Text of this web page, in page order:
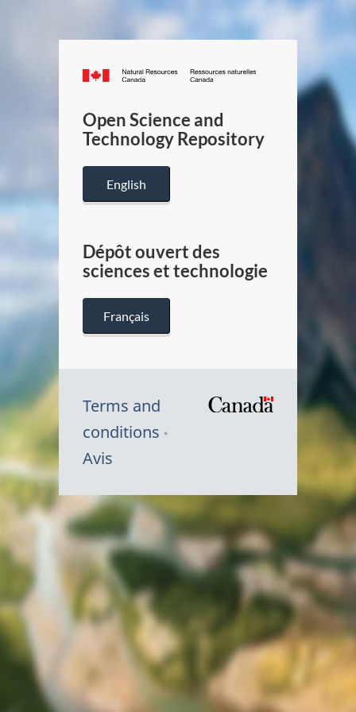
Canada.ca
/
Canada
Open Science and
Technology Repository
English
Dépôt ouvert des
sciences et technologie
Français
Terms and
conditions
Avis
Canada